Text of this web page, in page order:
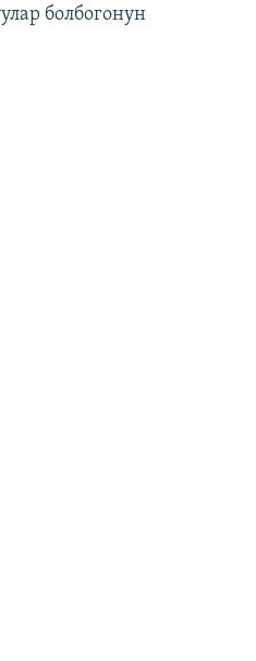
болбогонун